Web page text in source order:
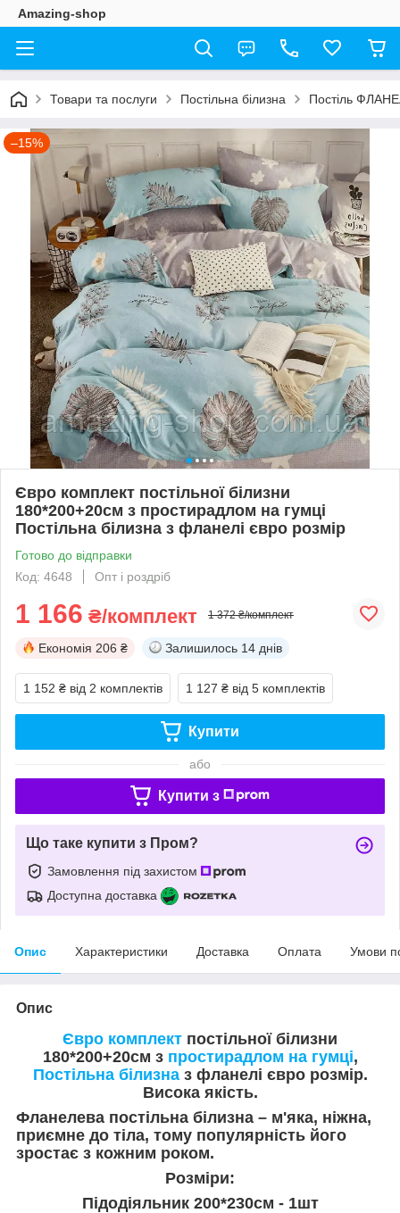
Amazing-shop
Товари та послуги Постільна білизна Постіль
–15%
Євро комплект постільної білизни
180*200+20см з простирадлом на гумці
Постільна білизна з фланелі євро розмір
Готово до відправки
Код: 4648
Опт і роздріб
1 166 ₴/комплект 1 372 ₴/комплект
Економія 206 ₴ Залишилось 14 днів
1 152 ₴ від 2 комплектів 1 127 ₴ від 5 комплектів
Купити
або
Купити з
Що таке купити з Пром?
Замовлення під захистом
Доступна доставка
Опис Характеристики Доставка Оплата Умови
Опис
Євро комплект постільної білизни
180*200+20см з простирадлом на гумці,
Постільна білизназ фланелі євро розмір.
Висока якість.
Фланелева постільна білизна – м'яка, ніжна,
приємне до тіла, тому популярність його
зростає з кожним роком.
Розміри:
Підодіяльник 200*230см - 1шт